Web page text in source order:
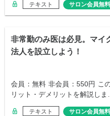
テキスト サロン会員無料
非常勤のみ医は必見。マイ
法人を設立しよう！
会員：無料 非会員：550円 こ
リット・デメリットを解説し
テキスト サロン会員無料